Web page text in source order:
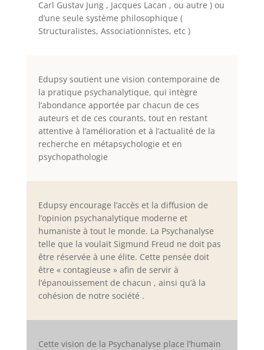
Carl Gustav Jung , Jacques Lacan , ou autre ) ou
d’une seule système philosophique (
Structuralistes, Associationnistes, etc )
Edupsy soutient une vision contemporaine de
la pratique psychanalytique, qui intègre
l’abondance apportée par chacun de ces
auteurs et de ces courants, tout en restant
attentive à l’amélioration et à l’actualité de la
recherche en métapsychologie et en
psychopathologie
Edupsy encourage l’accès et la diffusion de
l’opinion psychanalytique moderne et
humaniste à tout le monde. La Psychanalyse
telle que la voulait Sigmund Freud ne doit pas
être réservée à une élite. Cette pensée doit
être « contagieuse » afin de servir à
l’épanouissement de chacun , ainsi qu’à la
cohésion de notre société .
Cette vision de la Psychanalyse place l’humain